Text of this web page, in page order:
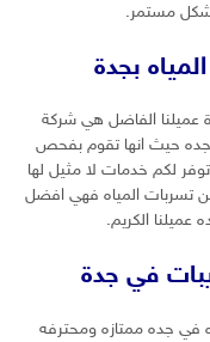
مستمر.
بجدة
الفاضل هي شركة
جده حيث انها تقوم بفحص
لكم خدمات لا مثيل لها
تسربات المياه فهي افضل
الكريم.
في جدة
في جده ممتازه ومحترفه